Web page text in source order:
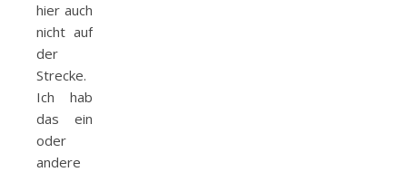
hier auch
nicht auf
der
Strecke.
Ich hab
das ein
oder
andere